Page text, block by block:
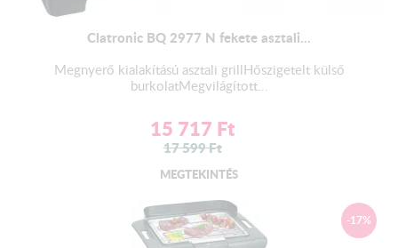
Clatronic BQ 2977 N fekete asztali...
Megnyerő kialakítású asztali grillHőszigetelt külső
burkolatMegvilágított...
15 717 Ft
17 599Ft
MEGTEKINTÉS
-17%